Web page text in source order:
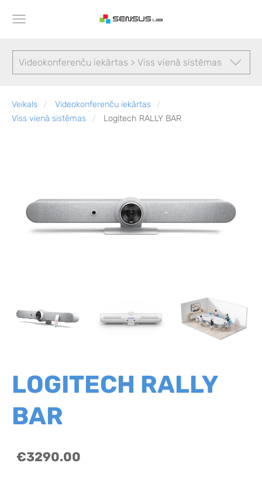
Videokonferenču iekārtas > Viss vienā sistēmas
Veikals
Videokonferenču iekārtas
Viss vienā sistēmas
Logitech RALLY BAR
LOGITECH RALLY
BAR
€3290.00